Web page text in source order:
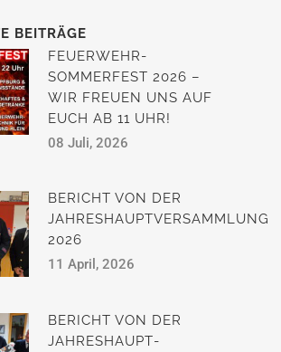
BEITRÄGE
FEUERWEHR-
SOMMERFEST 2026 –
WIR FREUEN UNS AUF
EUCH AB 11 UHR!
08 Juli, 2026
BERICHT VON DER
JAHRESHAUPTVERSAMMLUNG
2026
11 April, 2026
BERICHT VON DER
JAHRESHAUPT­